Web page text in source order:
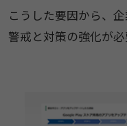
こうした要因から、
警戒と対策の強化が必